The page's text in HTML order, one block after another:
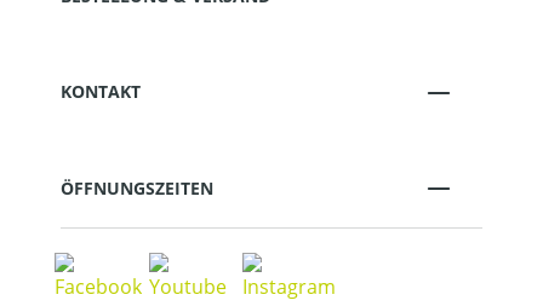
KONTAKT
ÖFFNUNGSZEITEN